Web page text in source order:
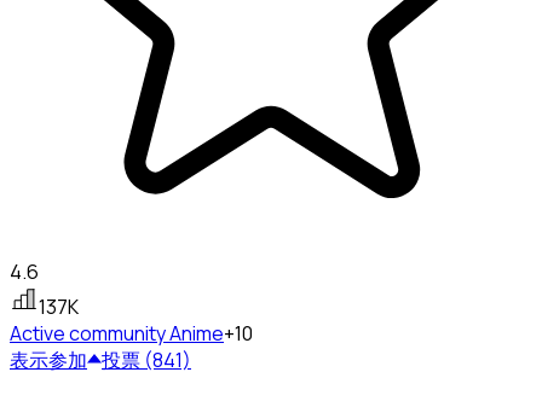
4.6
137K
Active communityAnime+10
表示参加 投票 (841)